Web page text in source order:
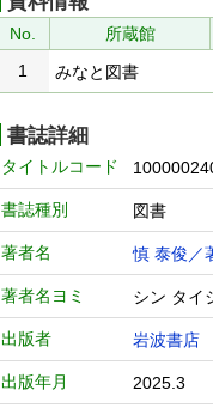
No. 所蔵館
1
みなと図書
書誌詳細
タイトルコード
書誌種別 図書
著者名 慎 泰俊／
著者名ヨミ シン タイ
出版者 岩波書店
出版年月 2025.3